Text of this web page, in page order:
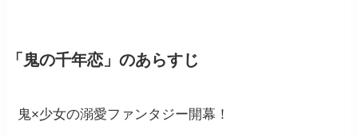
「鬼の千年恋」のあらすじ
鬼×少女の溺愛ファンタジー開幕！